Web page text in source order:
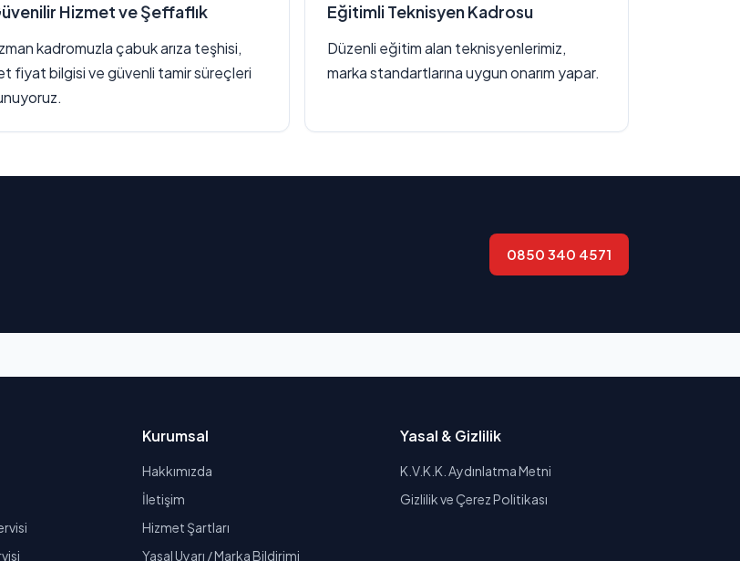
Hizmet ve Şeffaflık
kadromuzla çabuk arıza teşhisi,
fiyat bilgisi ve güvenli tamir süreçleri
Eğitimli Teknisyen Kadrosu
Düzenli eğitim alan teknisyenlerimiz,
marka standartlarına uygun onarım yapar.
0850 340 4571
Kurumsal
Hakkımızda
İletişim
Hizmet Şartları
Yasal Uyarı / Marka Bildirimi
Yasal & Gizlilik
K.V.K.K. Aydınlatma Metni
Gizlilik ve Çerez Politikası